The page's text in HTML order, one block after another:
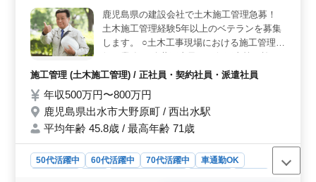
件と週休2日制＞ マイカー通勤が可能で無料駐車場も完
備しているため、通勤のストレスを軽減できます。ま
た、週休2日制で土日休み、年間休日も115日あるため、
プライベートを充実させつつ働きやすい職場環境が提供
されています。 ＜充実した福利厚生＞ 賞与実績や
雇用保険や健康保険などの福利厚生も完備しており、退
働ける環境が整っています。
鹿児島県の建設会社で土木施工管理急募！
土木施工管理経験5年以上のベテランを募集
します。 ○土木工事現場における施工管理全
工・管理 ＊パソコンによる業務処理 ＊その
事現場は、出水市内が多いです。 現在50歳
以上のベテランも活躍している企業です。
今までの経験を活かして頂ける方、ぜひご応
施工管理 (土木施工管理) / 正社員・契約社員・派遣社員
年収500万円〜800万円
鹿児島県出水市大野原町 / 西出水駅
平均年齢 45.8歳 / 最高年齢 71歳
50代活躍中 60代活躍中 70代活躍中
車通勤OK